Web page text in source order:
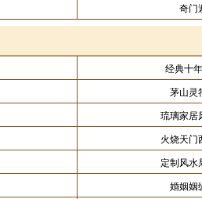
奇门
经典十
茅山灵
琉璃家居
火烧天门
定制风水
婚姻姻